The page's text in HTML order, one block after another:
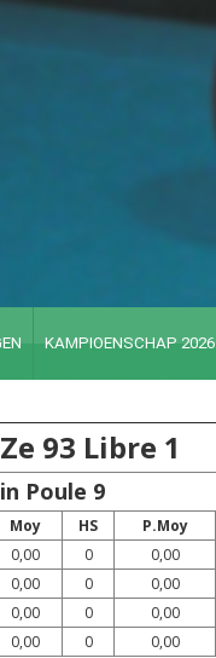
KAMPIOENSCHAP 2026
93 Libre 1
Poule 9
Moy HS P.Moy
0,00 0 0,00
0,00 0 0,00
0,00 0 0,00
0,00 0 0,00